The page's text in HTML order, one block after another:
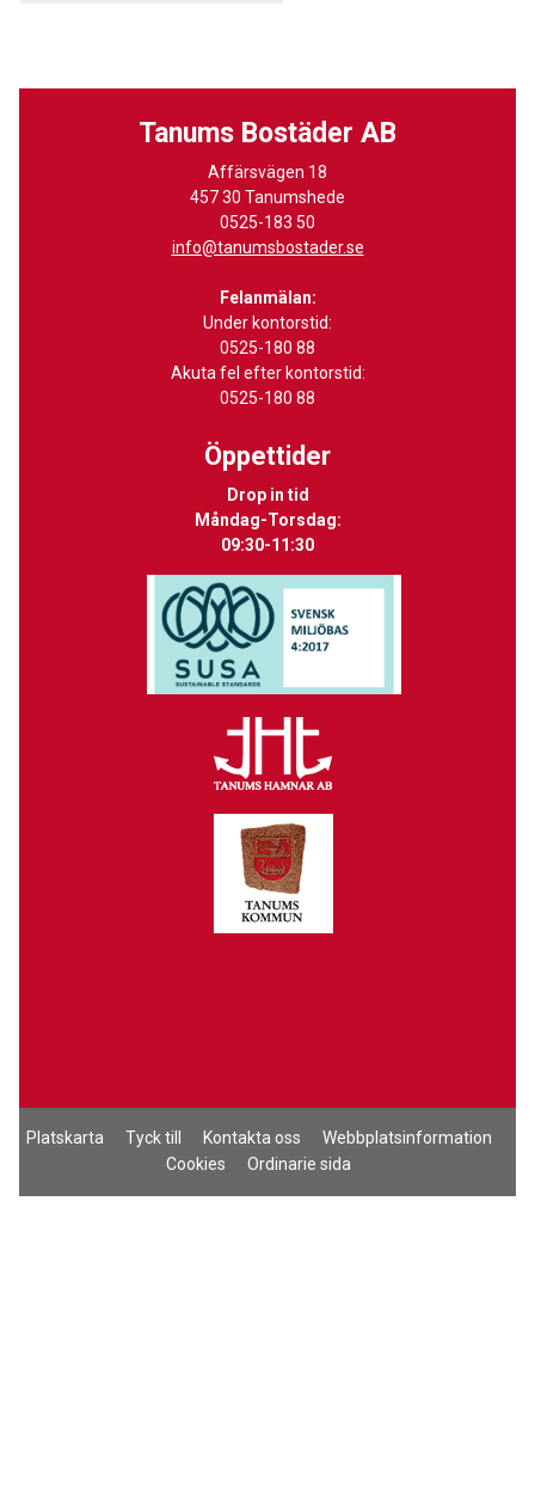
Tanums Bostäder AB
Affärsvägen 18
457 30 Tanumshede
0525-183 50
info@tanumsbostader.se
Felanmälan:
Under kontorstid:
0525-180 88
Akuta fel efter kontorstid:
0525-180 88
Öppettider
Drop in tid
Måndag-Torsdag:
09:30-11:30
Platskarta Tyck till Kontakta oss
Webbplatsinformation
Cookies
Ordinarie sida